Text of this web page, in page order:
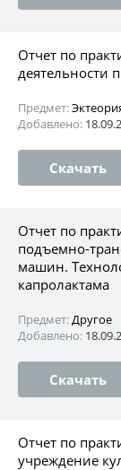
Отчет по
деятельности
Предмет:
Добавлено:
Скачать
Отчет по
подъемно-
машин.
капролактама
Предмет:Другое
Добавлено:
Скачать
Отчет по
учреждение